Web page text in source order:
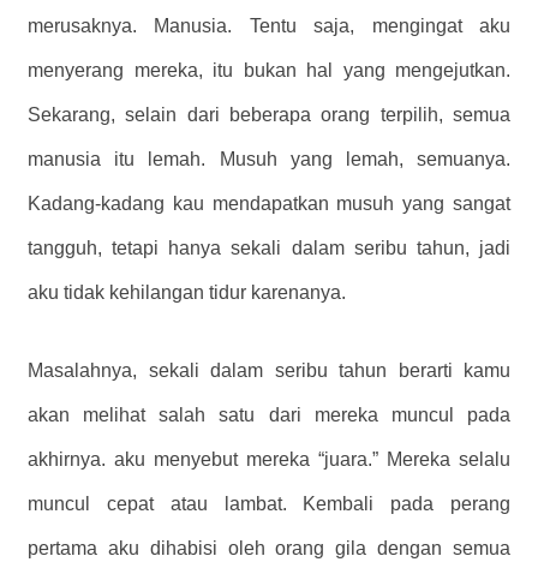
merusaknya. Manusia. Tentu saja, mengingat aku
menyerang mereka, itu bukan hal yang mengejutkan.
Sekarang, selain dari beberapa orang terpilih, semua
manusia itu lemah. Musuh yang lemah, semuanya.
Kadang-kadang kau mendapatkan musuh yang sangat
tangguh, tetapi hanya sekali dalam seribu tahun, jadi
aku tidak kehilangan tidur karenanya.
Masalahnya, sekali dalam seribu tahun berarti kamu
akan melihat salah satu dari mereka muncul pada
akhirnya. aku menyebut mereka “juara.” Mereka selalu
muncul cepat atau lambat. Kembali pada perang
pertama aku dihabisi oleh orang gila dengan semua